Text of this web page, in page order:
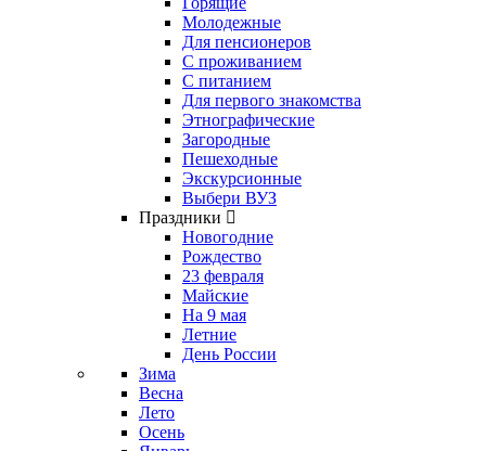
Молодежные
Для пенсионеров
С проживанием
С питанием
Для первого знакомства
Этнографические
Загородные
Пешеходные
Экскурсионные
Выбери ВУЗ
Праздники
Новогодние
Рождество
23 февраля
Майские
На 9 мая
Летние
День России
Зима
Весна
Лето
Осень